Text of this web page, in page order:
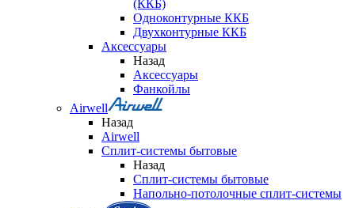
(ККБ)
Одноконтурные ККБ
Двухконтурные ККБ
Аксессуары
Назад
Аксессуары
Фанкойлы
Airwell
Назад
Airwell
Сплит-системы бытовые
Назад
Сплит-системы бытовые
Напольно-потолочные сплит-системы